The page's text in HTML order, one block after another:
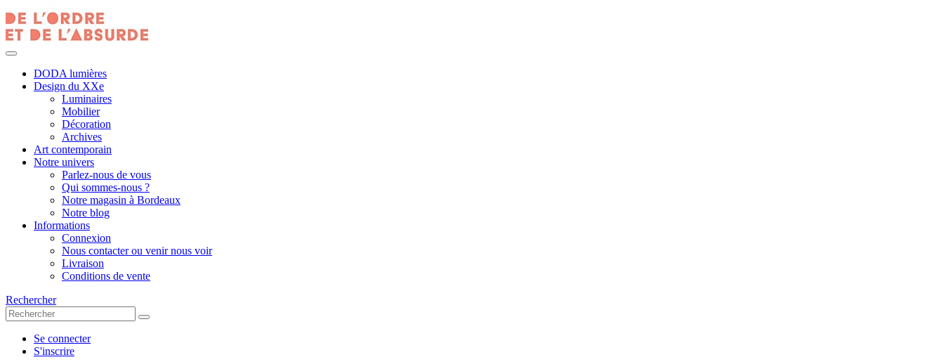
DODA lumières
Design du XXe
Luminaires
Mobilier
Décoration
Archives
Art contemporain
Notre univers
Parlez-nous de vous
Qui sommes-nous ?
Notre magasin à Bordeaux
Notre blog
Informations
Connexion
Nous contacter ou venir nous voir
Livraison
Conditions de vente
Rechercher
Se connecter
S'inscrire